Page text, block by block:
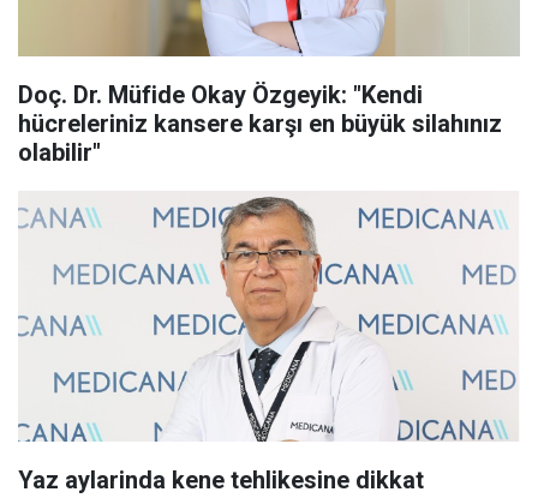
Doç. Dr. Müfide Okay Özgeyik: "Kendi
hücreleriniz kansere karşı en büyük silahınız
olabilir"
Yaz aylarinda kene tehlikesine dikkat